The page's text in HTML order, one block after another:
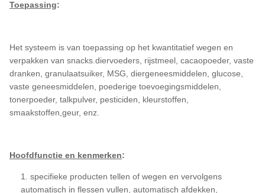
Toepassing:
Het systeem is van toepassing op het kwantitatief wegen en
verpakken van snacks. diervoeders, rijstmeel, cacaopoeder, vaste
dranken, granulaatsuiker, MSG, diergeneesmiddelen, glucose,
vaste geneesmiddelen, poederige toevoegingsmiddelen,
tonerpoeder, talkpulver, pesticiden, kleurstoffen,
smaakstoffen,geur, enz.
Hoofdfunctie en kenmerken:
1. specifieke producten tellen of wegen en vervolgens
automatisch in flessen vullen, automatisch afdekken,